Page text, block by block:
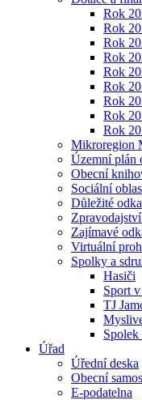
Rok
Rok
Rok
Rok
Rok
Rok
Rok
Rok
Rok
Mikroregion
Územní plán
Obecní
Sociální
Důležité
Zajímavé
Virtuální
Spolky a
Hasiči
Sport
TJ
Spolek
Úřad
Úřední deska
Obecní
E-podatelna